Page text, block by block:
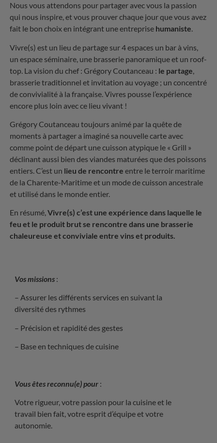
Nous vous attendons pour partager avec vous la passion
qui nous inspire, et vous prouver chaque jour que vous avez
fait le bon choix en intégrant une entreprise humaniste.
Vivre(s) est un lieu de partage sur 4 espaces un bar à vins,
un espace séminaire, une brasserie panoramique et un roof-
top. La vision du chef : Grégory Coutanceau : le partage
brasserie traditionnel et invitation au voyage ; un concentré
de convivialité à la française. Vivres pousse l’expérience
encore plus loin avec ce lieu vivant !
Grégory Coutanceau toujours animé par la quête de
moments à partager a imaginé sa nouvelle carte avec
comme point de départ une cuisson atypique le « Grill »
déclinant aussi bien des viandes maturées que des poissons
entiers. C’est un lieu de rencontre entre le terroir maritime
de la Charente-Maritime et un mode de cuisson ancestrale
et utilisé dans le monde entier.
En résumé,Vivre(s) c’est une expérience dans laquelle le
feu et le produit brut se rencontre dans une brasserie
chaleureuse et conviviale entre vins et produits.
Vos missions :
– Assurer les différents services en suivant la
diversité des rythmes
– Précision et rapidité des gestes
– Base en techniques de cuisine
Vous êtes reconnu(e) pour :
Votre rigueur, votre passion pour la cuisine et le
travail bien fait, votre esprit d’équipe et votre
autonomie.